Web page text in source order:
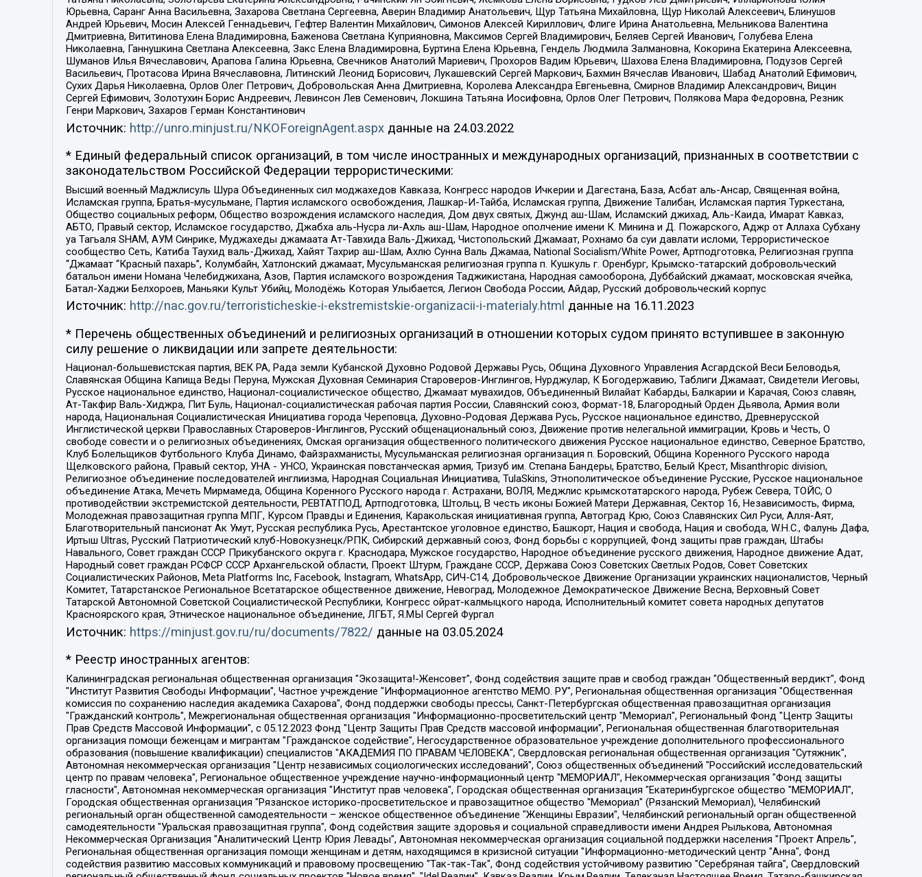
Юрьевна, Саранг Анна Васильевна, Захарова Светлана Сергеевна, Аверин Владимир Анатольевич, Щур Татьяна Михайловна, Щур Николай Алексеевич, Блинушов
Андрей Юрьевич, Мосин Алексей Геннадьевич, Гефтер Валентин Михайлович, Симонов Алексей Кириллович, Флиге Ирина Анатольевна, Мельникова Валентина
Дмитриевна, Вититинова Елена Владимировна, Баженова Светлана Куприяновна, Максимов Сергей Владимирович, Беляев Сергей Иванович, Голубева Елена
Николаевна, Ганнушкина Светлана Алексеевна, Закс Елена Владимировна, Буртина Елена Юрьевна, Гендель Людмила Залмановна, Кокорина Екатерина Алексеевна,
Шуманов Илья Вячеславович, Арапова Галина Юрьевна, Свечников Анатолий Мариевич, Прохоров Вадим Юрьевич, Шахова Елена Владимировна, Подузов Сергей
Васильевич, Протасова Ирина Вячеславовна, Литинский Леонид Борисович, Лукашевский Сергей Маркович, Бахмин Вячеслав Иванович, Шабад Анатолий Ефимович,
Сухих Дарья Николаевна, Орлов Олег Петрович, Добровольская Анна Дмитриевна, Королева Александра Евгеньевна, Смирнов Владимир Александрович, Вицин
Сергей Ефимович, Золотухин Борис Андреевич, Левинсон Лев Семенович, Локшина Татьяна Иосифовна, Орлов Олег Петрович, Полякова Мара Федоровна, Резник
Генри Маркович, Захаров Герман Константинович
Источник: http://unro.minjust.ru/NKOForeignAgent.aspxданные на 24.03.2022
* Единый федеральный список организаций, в том числе иностранных и международных организаций, признанных в соответствии с
законодательством Российской Федерации террористическими:
Высший военный Маджлисуль Шура Объединенных сил моджахедов Кавказа, Конгресс народов Ичкерии и Дагестана, База, Асбат аль-Ансар, Священная война,
Исламская группа, Братья-мусульмане, Партия исламского освобождения, Лашкар-И-Тайба, Исламская группа, Движение Талибан, Исламская партия Туркестана,
Общество социальных реформ, Общество возрождения исламского наследия, Дом двух святых, Джунд аш-Шам, Исламский джихад, Аль-Каида, Имарат Кавказ,
АБТО, Правый сектор, Исламское государство, Джабха аль-Нусра ли-Ахль аш-Шам, Народное ополчение имени К. Минина и Д. Пожарского, Аджр от Аллаха Субхану
уа Тагьаля SHAM, АУМ Синрике, Муджахеды джамаата Ат-Тавхида Валь-Джихад, Чистопольский Джамаат, Рохнамо ба суи давлати исломи, Террористическое
сообщество Сеть, Катиба Таухид валь-Джихад, Хайят Тахрир аш-Шам, Ахлю Сунна Валь Джамаа, National Socialism/White Power, Артподготовка, Религиозная группа
“Джамаат “Красный пахарь”, Колумбайн, Хатлонский джамаат, Мусульманская религиозная группа п. Кушкуль г. Оренбург, Крымско-татарский добровольческий
батальон имени Номана Челебиджихана, Азов, Партия исламского возрождения Таджикистана, Народная самооборона, Дуббайский джамаат, московская ячейка,
Батал-Хаджи Белхороев, Маньяки Культ Убийц, Молодёжь Которая Улыбается, Легион Свобода России, Айдар, Русский добровольческий корпус
Источник: http://nac.gov.ru/terroristicheskie-i-ekstremistskie-organizacii-i-materialy.html данные на 16.11.2023
* Перечень общественных объединений и религиозных организаций в отношении которых судом принято вступившее в законную
силу решение о ликвидации или запрете деятельности:
Национал-большевистская партия, ВЕК РА, Рада земли Кубанской Духовно Родовой Державы Русь, Община Духовного Управления Асгардской Веси Беловодья,
Славянская Община Капища Веды Перуна, Мужская Духовная Семинария Староверов-Инглингов, Нурджулар, К Богодержавию, Таблиги Джамаат, Свидетели Иеговы,
Русское национальное единство, Национал-социалистическое общество, Джамаат мувахидов, Объединенный Вилайат Кабарды, Балкарии и Карачая, Союз славян,
Ат-Такфир Валь-Хиджра, Пит Буль, Национал-социалистическая рабочая партия России, Славянский союз, Формат-18, Благородный Орден Дьявола, Армия воли
народа, Национальная Социалистическая Инициатива города Череповца, Духовно-Родовая Держава Русь, Русское национальное единство, Древнерусской
Инглистической церкви Православных Староверов-Инглингов, Русский общенациональный союз, Движение против нелегальной иммиграции, Кровь и Честь, О
свободе совести и о религиозных объединениях, Омская организация общественного политического движения Русское национальное единство, Северное Братство,
Клуб Болельщиков Футбольного Клуба Динамо, Файзрахманисты, Мусульманская религиозная организация п. Боровский, Община Коренного Русского народа
Щелковского района, Правый сектор, УНА - УНСО, Украинская повстанческая армия, Тризуб им. Степана Бандеры, Братство, Белый Крест, Misanthropic division,
Религиозное объединение последователей инглиизма, Народная Социальная Инициатива, TulaSkins, Этнополитическое объединение Русские, Русское национальное
объединение Атака, Мечеть Мирмамеда, Община Коренного Русского народа г. Астрахани, ВОЛЯ, Меджлис крымскотатарского народа, Рубеж Севера, ТОЙС, О
противодействии экстремистской деятельности, РЕВТАТПОД, Артподготовка, Штольц, В честь иконы Божией Матери Державная, Сектор 16, Независимость, Фирма,
Молодежная правозащитная группа МПГ, Курсом Правды и Единения, Каракольская инициативная группа, Автоград Крю, Союз Славянских Сил Руси, Алля-Аят,
Благотворительный пансионат Ак Умут, Русская республика Русь, Арестантское уголовное единство, Башкорт, Нация и свобода, Нация и свобода, W.H.С., Фалунь Дафа,
Иртыш Ultras, Русский Патриотический клуб-Новокузнецк/РПК, Сибирский державный союз, Фонд борьбы с коррупцией, Фонд защиты прав граждан, Штабы
Навального, Совет граждан СССР Прикубанского округа г. Краснодара, Мужское государство, Народное объединение русского движения, Народное движение Адат,
Народный совет граждан РСФСР СССР Архангельской области, Проект Штурм, Граждане СССР, Держава Союз Советских Светлых Родов, Совет Советских
Социалистических Районов, Meta Platforms Inc, Facebook, Instagram, WhatsApp, СИЧ-С14, Добровольческое Движение Организации украинских националистов, Черный
Комитет, Татарстанское Региональное Всетатарское общественное движение, Невоград, Молодежное Демократическое Движение Весна, Верховный Совет
Татарской Автономной Советской Социалистической Республики, Конгресс ойрат-калмыцкого народа, Исполнительный комитет совета народных депутатов
Красноярского края, Этническое национальное объединение, ЛГБТ, Я.МЫ Сергей Фургал
Источник: https://minjust.gov.ru/ru/documents/7822/ данные на 03.05.2024
* Реестр иностранных агентов:
Калининградская региональная общественная организация "Экозащита!-Женсовет", Фонд содействия защите прав и свобод граждан "Общественный вердикт", Фонд "Институт Развития Свободы Информации", Частное учреждение "Информационное агентство МЕМО. РУ", Региональная общественная организация "Общественная комиссия по сохранению наследия академика Сахарова", Фонд поддержки свободы прессы, Санкт-Петербургская общественная правозащитная организация "Гражданский контроль", Межрегиональная общественная организация "Информационно-просветительский центр "Мемориал", Региональный Фонд "Центр Защиты Прав Средств Массовой Информации", с 05.12.2023 Фонд "Центр Защиты Прав Средств массовой информации", Региональная общественная благотворительная организация помощи беженцам и мигрантам "Гражданское содействие", Негосударственное образовательное учреждение дополнительного профессионального образования (повышение квалификации) специалистов "АКАДЕМИЯ ПО ПРАВАМ ЧЕЛОВЕКА", Свердловская региональная общественная организация "Сутяжник", Автономная некоммерческая организация "Центр независимых социологических исследований", Союз общественных объединений "Российский исследовательский центр по правам человека", Региональное общественное учреждение научно-информационный центр "МЕМОРИАЛ", Некоммерческая организация "Фонд защиты гласности", Автономная некоммерческая организация "Институт прав человека", Городская общественная организация "Екатеринбургское общество "МЕМОРИАЛ", Городская общественная организация "Рязанское историко-просветительское и правозащитное общество "Мемориал" (Рязанский Мемориал), Челябинский региональный орган общественной самодеятельности – женское общественное объединение "Женщины Евразии", Челябинский региональный орган общественной самодеятельности "Уральская правозащитная группа", Фонд содействия защите здоровья и социальной справедливости имени Андрея Рылькова, Автономная Некоммерческая Организация "Аналитический Центр Юрия Левады", Автономная некоммерческая организация социальной поддержки населения "Проект Апрель", Региональная общественная организация помощи женщинам и детям, находящимся в кризисной ситуации "Информационно-методический центр "Анна", Фонд содействия развитию массовых коммуникаций и правовому просвещению "Так-так-Так", Фонд содействия устойчивому развитию "Серебряная тайга", Свердловский региональный общественный фонд социальных проектов "Новое время", "Idel.Реалии", Кавказ.Реалии, Крым.Реалии, Телеканал Настоящее Время, Татаро-башкирская служба Радио Свобода (Azatliq Radiosi), Радио Свободная Европа/Радио Свобода (PCE/PC), "Сибирь.Реалии", "Фактограф", Благотворительный фонд помощи осужденным и их семьям, Автономная некоммерческая организация "Институт глобализации и социальных движений", Фонд "В защиту прав заключенных", Частное учреждение "Центр поддержки и содействия развитию средств массовой информации", Пензенский региональный общественный благотворительный фонд "Гражданский союз", "Север.Реалии", Некоммерческая организация Фонд "Правовая инициатива", Общество с ограниченной ответственностью "Радио Свободная Европа/Радио Свобода", Чешское информационное агентство "MEDIUM-ORIENT", Красноярская региональная общественная организация "Мы против СПИДа", Камалягин Денис Николаевич, Маркелов Сергей Евгеньевич, Пономарев Лев Александрович, Савицкая Людмила Алексеевна, Автономная некоммерческая организация "Центр по работе с проблемой насилия "НАСИЛИЮ.НЕТ", Межрегиональный профессиональный союз работников здравоохранения "Альянс врачей", Юридическое лицо, зарегистрированное в Латвийской Республике, SIA "Medusa Project" (регистрационный номер 40103797863, дата регистрации 10.06.2014), Некоммерческая организация "Фонд по борьбе с коррупцией", Автономная некоммерческая организация "Институт права и публичной политики", Баданин Роман Сергеевич, Гликин Максим Александрович, Железнова Мария Михайловна, Лукьянова Юлия Сергеевна, Маетная Елизавета Витальевна, Маняхин Петр Борисович, Чуракова Ольга Владимировна, Ярош Юлия Петровна, Юридическое лицо "The Insider SIA", зарегистрированное в Риге, Латвийская Республика (дата регистрации 26.06.2015), являющееся администратором доменного имени интернет-издания "The Insider SIA", https://theins.ru, Постернак Алексей Евгеньевич, Рубин Михаил Аркадьевич, Анин Роман Александрович, Юридическое лицо Istories fonds, зарегистрированное в Латвийской Республике (регистрационный номер 50008295751, дата регистрации 24.02.2020), Великовский Дмитрий Александрович, Долинина Ирина Николаевна, Мароховская Алеся Алексеевна, Шлейнов Роман Юрьевич, Шмагун Олеся Валентиновна, Общество с ограниченной ответственностью "Альтаир 2021", Общество с ограниченной ответственностью "Вега 2021", Общество с ограниченной ответственностью "Главный редактор 2021", Общество с ограниченной ответственностью "Ромашки монолит", Важенков Артем Валерьевич, Ивановская областная общественная организация "Центр гендерных исследований", Гурман Юрий Альбертович, Медиапроект "ОВД-Инфо", Егоров Владимир Владимирович, Жилинский Владимир Александрович, Общество с ограниченной ответственностью "ЗП", Иванова София Юрьевна, Карезина Инна Павловна, Кильтау Екатерина Викторовна, Петров Алексей Викторович, Пискунов Сергей Евгеньевич, Смирнов Сергей Сергеевич, Тихонов Михаил Сергеевич, Общество с ограниченной ответственностью "ЖУРНАЛИСТ-ИНОСТРАННЫЙ АГЕНТ", Арапова Галина Юрьевна, Вольтская Татьяна Анатольевна, Американская компания "Mason G.E.S. Anonymous Foundation" (США), являющаяся владельцем интернет-издания https://mnews.world/, Компания "Stichting Bellingcat", зарегистрированная в Нидерландах (дата регистрации 11.07.2018), Захаров Андрей Вячеславович, Клепиковская Екатерина Дмитриевна, Общество с ограниченной ответственностью "МЕМО", Перл Роман Александрович, Симонов Евгений Алексеевич, Соловьева Елена Анатольевна, Сотников Даниил Владимирович, Сурначева Елизавета Дмитриевна, Автономная некоммерческая организация по защите прав человека и информированию населения "Якутия – Наше Мнение", Общество с ограниченной ответственностью "Москоу диджитал медиа", с 26.01.2023 Общество с ограниченной ответственностью "Чайка Белые сады", Ветошкина Валерия Валерьевна, Заговора Максим Александрович, Межрегиональное общественное движение "Российская ЛГБТ - сеть", Оленичев Максим Владимирович, Павлов Иван Юрьевич, Скворцова Елена Сергеевна, Общество с ограниченной ответственностью "Как бы инагент", Кочетков Игорь Викторович, Общество с ограниченной ответственностью "Честные выборы", Еланчик Олег Александрович, Общество с ограниченной ответственностью "Нобелевский призыв", Гималова Регина Эмилевна, Григорьев Андрей Валерьевич, Григорьева Алина Александровна, Ассоциация по содействию защите прав призывников, альтернативнослужащих и военнослужащих "Правозащитная группа "Гражданин.Армия.Право", Хисамова Регина Фаритовна, Автономная некоммерческая организация по реализации социально-правовых программ "Лилит", Дальневосточное общественное движение "Маяк", Санкт-Петербургская ЛГБТ-инициативная группа "Выход", Инициативная группа ЛГБТ+ "Реверс", Алексеев Андрей Викторович, Бекбулатова Таисия Львовна, Беляев Иван Михайлович, Владыкина Елена Сергеевна, Гельман Марат Александрович, Никульшина Вероника Юрьевна, Толоконникова Надежда Андреевна, Шендерович Виктор Анатольевич, Общество с ограниченной ответственностью "Данное сообщение", Общество с ограниченной ответственностью Издательский дом "Новая глава", Айнбиндер Александра Александровна, Московский комьюнити-центр для ЛГБТ+инициатив, Благотворительный фонд развития филантропии, Deutsche Welle (Германия, Kurt-Schumacher-Strasse 3, 53113 Bonn), Борзунова Мария Михайловна, Воробьев Виктор Викторович, Голубева Анна Львовна, Константинова Алла Михайловна, Малкова Ирина Владимировна, Мурадов Мурад Абдулгалимович, Осетинская Елизавета Николаевна, Понасенков Евгений Николаевич, Ганапольский Матвей Юрьевич, Киселев Евгений Алексеевич, Борухович Ирина Григорьевна, Дремин Иван Тимофеевич, Дубровский Дмитрий Викторович, Красноярская региональная общественная организация поддержки и развития альтернативных образовательных технологий и межкультурных коммуникаций "ИНТЕРРА", Маяковская Екатерина Алексеевна, Фейгин Марк Захарович, Филимонов Андрей Викторович, Дзугкоева Регина Николаевна, Доброхотов Роман Александрович, Дудь Юрий Александрович, Елкин Сергей Владимирович, Кругликов Кирилл Игоревич, Сабунаева Мария Леонидовна, Семенов Алексей Владимирович, Шаинян Карен Багратович, Шульман Екатерина Михайловна, Асафьев Артур Валерьевич, Вахштайн Виктор Семенович, Венедиктов Алексей Алексеевич, Лушникова Екатерина Евгеньевна, Волков Леонид Михайлович, Невзоров Александр Глебович, Пархоменко Сергей Борисович, Сироткин Ярослав Николаевич, Кара-Мурза Владимир Владимирович, Баранова Наталья Владимировна, Гозман Леонид Яковлевич, Кагарлицкий Борис Юльевич, Климарев Михаил Валерьевич, Милов Владимир Станиславович, Автономная некоммерческая организация Краснодарский центр современного искусства "Типография", Моргенштерн Алишер Тагирович, Соболь Любовь Эдуардовна, Общество с ограниченной ответственностью "ЛИЗА НОРМ", Каспаров Гарри Кимович, Ходорковский Михаил Борисович, Общество с ограниченной ответственностью "Апрельские тезисы", Данилович Ирина Брониславовна, Кашин Олег Владимирович, Петров Николай Владимирович, Пивоваров Алексей Владимирович, Соколов Михаил Владимирович, Цветкова Юлия Владимировна, Чичваркин Евгений Александрович, Комитет против пыток/Команда против пыток, Общество с ограниченной ответственностью "Первый научный", Общество с ограниченной ответственностью "Вертолет и ко", Белоцерковская Вероника Борисовна, Кац Максим Евгеньевич, Лазарева Татьяна Юрьевна, Шаведдинов Руслан Табризович, Яшин Илья Валерьевич, Общество с ограниченной ответственностью "Иноагент ААВ", Алешковский Дмитрий Петрович, Альбац Евгения Марковна, Быков Дмитрий Львович, Галямина Юлия Евгеньевна, Лойко Сергей Леонидович, Мартынов Кирилл Константинович, Медведев Сергей Александрович, Крашенинников Федор Геннадиевич, Гордеева Катерина Вл